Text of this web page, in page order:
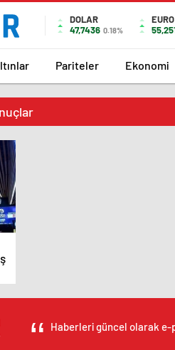
DOLAR
47,7436 0.18%
EURO
Pariteler Ekonomi
Haberleri güncel olarak e-